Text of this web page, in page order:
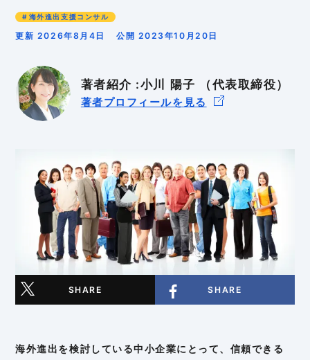
海外バイヤー
海外ビジネスモデル
海外ブランディング
海外マーケティング
海外顧客理解
越境EC
輸入規制 輸出規制
GDPR
BtoB
BtoC
海外進出支援コンサル
更新 2026年8月4日 公開 2023年10月20日
著者紹介 :小川 陽子 （代表取締役）
著者プロフィールを見る
SHARE SHARE
海外進出を検討している中小企業にとって、信頼できる